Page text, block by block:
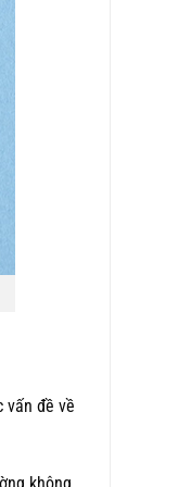
vấn đề về